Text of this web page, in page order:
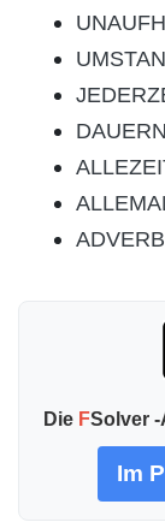
ADVERB
Die FSolver -
Im